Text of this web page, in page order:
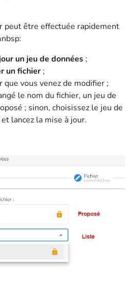
peut être effectuée rapidement
un jeu de données ;
un fichier ;
vous venez de modifier ;
le nom du fichier, un jeu de
; sinon, choisissez le jeu de
lancez la mise à jour.